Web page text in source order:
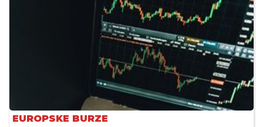
EUROPSKE BURZE